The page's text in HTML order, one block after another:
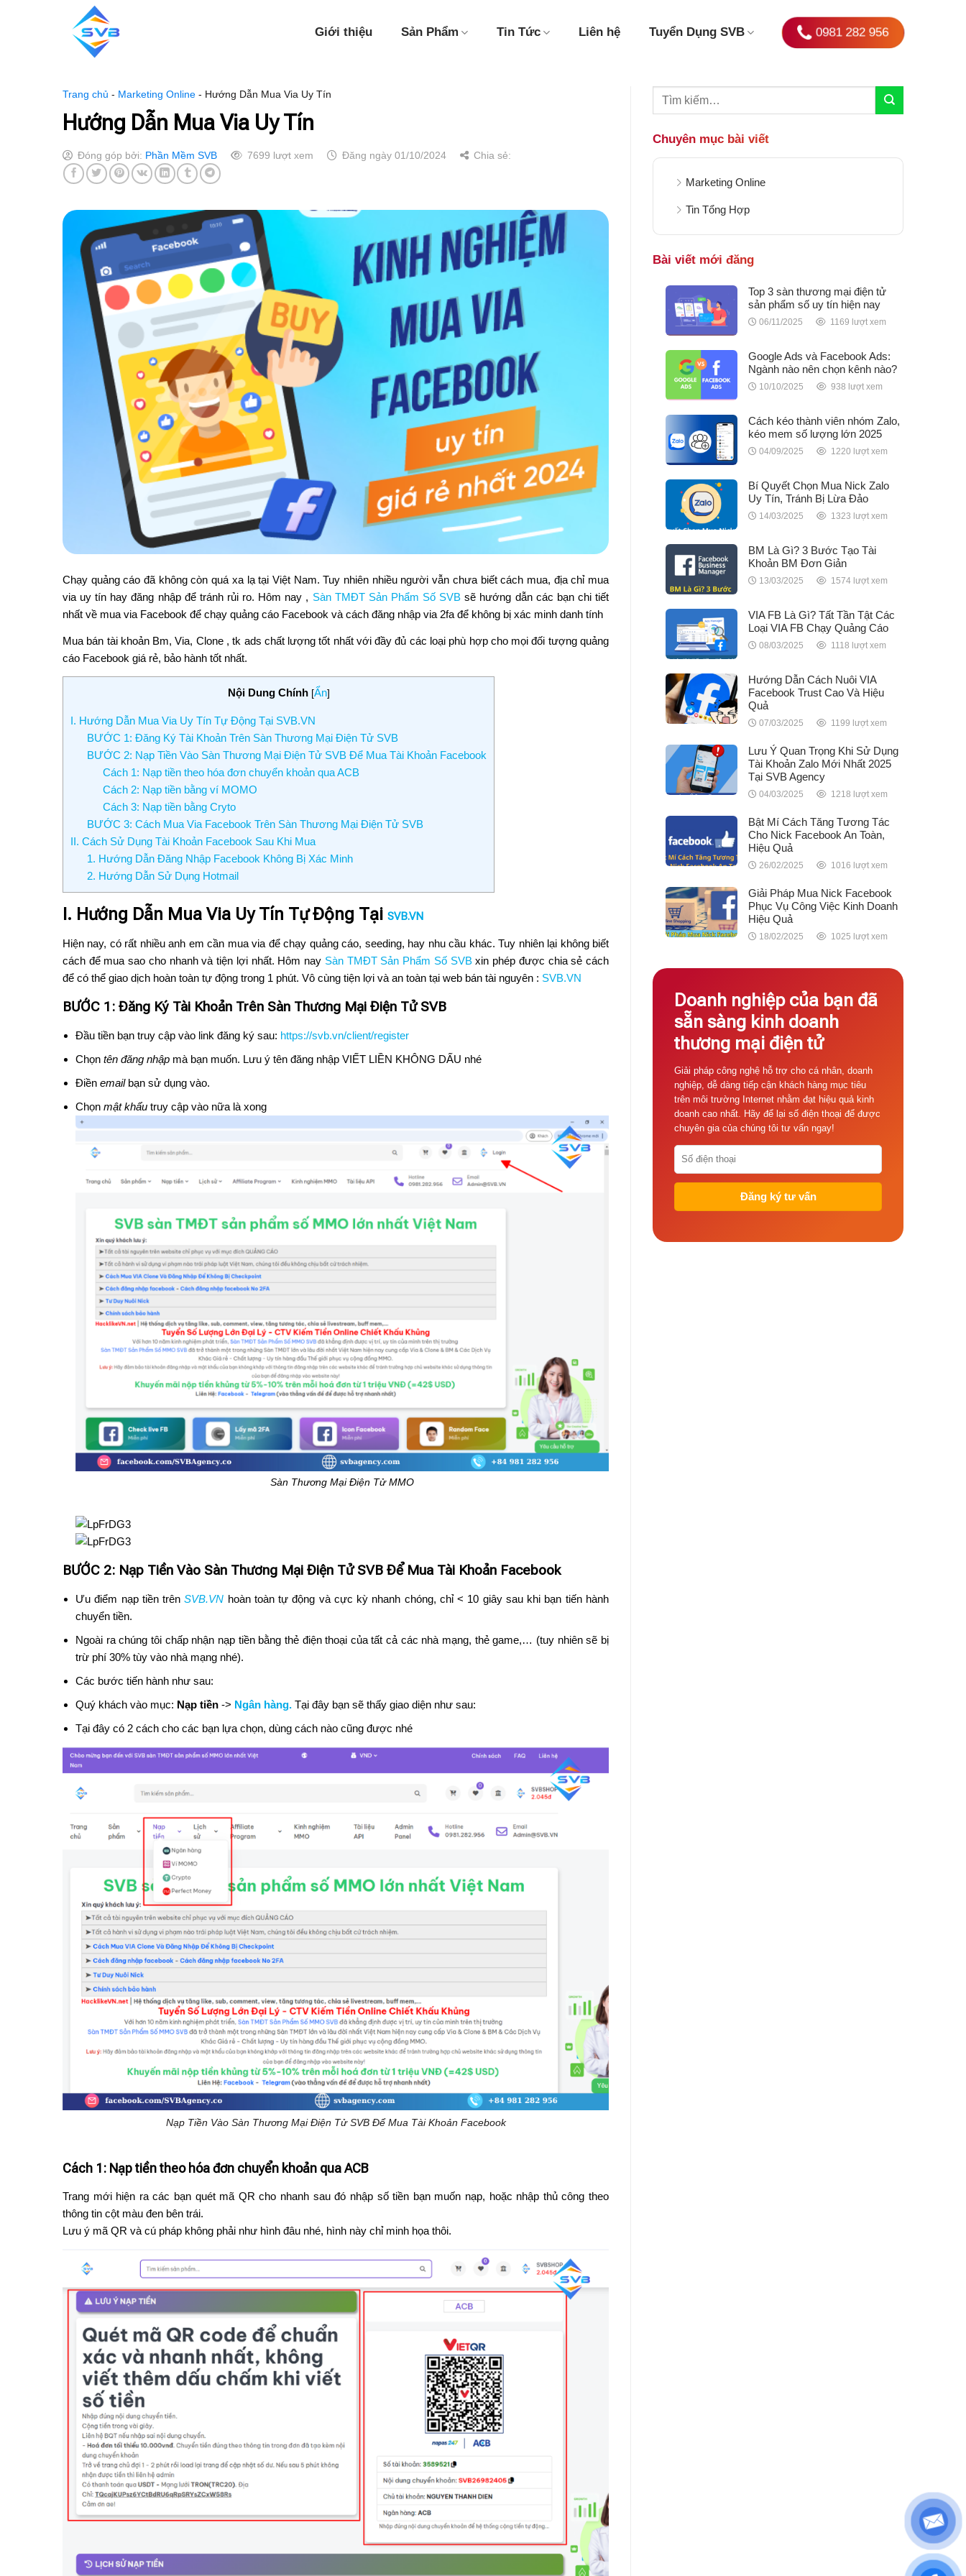
Giới thiệu Sản Phẩm Tin Tức Liên hệ Tuyển Dụng SVB 0981 282 956
Trang chủ - Marketing Online - Hướng Dẫn Mua Via Uy Tín
Hướng Dẫn Mua Via Uy Tín
Đóng góp bởi: Phần Mềm SVB 7699 lượt xem Đăng ngày 01/10/2024 Chia sẻ:
Chạy quảng cáo đã không còn quá xa lạ tại Việt Nam. Tuy nhiên nhiều người vẫn chưa biết cách mua, địa chỉ mua
via uy tín hay đăng nhập để tránh rủi ro. Hôm nay , Sàn TMĐT Sản Phẩm Số SVB sẽ hướng dẫn các bạn chi tiết
nhất về mua via Facebook để chạy quảng cáo Facebook và cách đăng nhập via 2fa để không bị xác minh danh tính
Mua bán tài khoản Bm, Via, Clone , tk ads chất lượng tốt nhất với đầy đủ các loại phù hợp cho mọi đối tượng quảng
cáo Facebook giá rẻ, bảo hành tốt nhất.
Nội Dung Chính [Ẩn]
I. Hướng Dẫn Mua Via Uy Tín Tự Động Tại SVB.VN
BƯỚC 1: Đăng Ký Tài Khoản Trên Sàn Thương Mại Điện Tử SVB
BƯỚC 2: Nạp Tiền Vào Sàn Thương Mại Điện Tử SVB Để Mua Tài Khoản Facebook
Cách 1: Nạp tiền theo hóa đơn chuyển khoản qua ACB
Cách 2: Nạp tiền bằng ví MOMO
Cách 3: Nạp tiền bằng Cryto
BƯỚC 3: Cách Mua Via Facebook Trên Sàn Thương Mại Điện Tử SVB
II. Cách Sử Dụng Tài Khoản Facebook Sau Khi Mua
1. Hướng Dẫn Đăng Nhập Facebook Không Bị Xác Minh
2. Hướng Dẫn Sử Dụng Hotmail
I. Hướng Dẫn Mua Via Uy Tín Tự Động Tại SVB.VN
Hiện nay, có rất nhiều anh em cần mua via để chạy quảng cáo, seeding, hay nhu cầu khác. Tuy nhiên lại không biết
cách để mua sao cho nhanh và tiện lợi nhất. Hôm nay Sàn TMĐT Sản Phẩm Số SVBxin phép được chia sẻ cách
để có thể giao dịch hoàn toàn tự động trong 1 phút. Vô cùng tiện lợi và an toàn tại web bán tài nguyên : SVB.VN
BƯỚC 1: Đăng Ký Tài Khoản Trên Sàn Thương Mại Điện Tử SVB
Đầu tiền bạn truy cập vào link đăng ký sau: https://svb.vn/client/register
Chọn tên đăng nhập mà bạn muốn. Lưu ý tên đăng nhập VIẾT LIỀN KHÔNG DẤU nhé
Điền emailbạn sử dụng vào.
Chọn mật khẩu truy cập vào nữa là xong
Sàn Thương Mại Điện Tử MMO
BƯỚC 2: Nạp Tiền Vào Sàn Thương Mại Điện Tử SVB Để Mua Tài Khoản Facebook
Ưu điểm nạp tiền trênSVB.VN hoàn toàn tự động và cực kỳ nhanh chóng, chỉ < 10 giây sau khi bạn tiến hành
chuyển tiền.
Ngoài ra chúng tôi chấp nhận nạp tiền bằng thẻ điện thoại của tất cả các nhà mạng, thẻ game,… (tuy nhiên sẽ bị
trừ phí 30% tùy vào nhà mạng nhé).
Các bước tiến hành như sau:
Quý khách vào mục: Nạp tiền -> Ngân hàng. Tại đây bạn sẽ thấy giao diện như sau:
Tại đây có 2 cách cho các bạn lựa chọn, dùng cách nào cũng được nhé
Nạp Tiền Vào Sàn Thương Mại Điện Tử SVB Để Mua Tài Khoản Facebook
Cách 1: Nạp tiền theo hóa đơn chuyển khoản qua ACB
Trang mới hiện ra các bạn quét mã QR cho nhanh sau đó nhập số tiền bạn muốn nạp, hoặc nhập thủ công theo
thông tin cột màu đen bên trái.
Lưu ý mã QR và cú pháp không phải như hình đâu nhé, hình này chỉ minh họa thôi.
Chuyên mục bài viết
Marketing Online
Tin Tổng Hợp
Bài viết mới đăng
Top 3 sàn thương mại điện tử
sản phẩm số uy tín hiện nay
06/11/2025 1169 lượt xem
Google Ads và Facebook Ads:
Ngành nào nên chọn kênh nào?
10/10/2025 938 lượt xem
Cách kéo thành viên nhóm Zalo,
kéo mem số lượng lớn 2025
04/09/2025 1220 lượt xem
Bí Quyết Chọn Mua Nick Zalo
Uy Tín, Tránh Bị Lừa Đảo
14/03/2025 1323 lượt xem
BM Là Gì? 3 Bước Tạo Tài
Khoản BM Đơn Giản
13/03/2025 1574 lượt xem
VIA FB Là Gì? Tất Tần Tật Các
Loại VIA FB Chạy Quảng Cáo
08/03/2025 1118 lượt xem
Hướng Dẫn Cách Nuôi VIA
Facebook Trust Cao Và Hiệu
Quả
07/03/2025 1199 lượt xem
Lưu Ý Quan Trọng Khi Sử Dụng
Tài Khoản Zalo Mới Nhất 2025
Tại SVB Agency
04/03/2025 1218 lượt xem
Bật Mí Cách Tăng Tương Tác
Cho Nick Facebook An Toàn,
Hiệu Quả
26/02/2025 1016 lượt xem
Giải Pháp Mua Nick Facebook
Phục Vụ Công Việc Kinh Doanh
Hiệu Quả
18/02/2025 1025 lượt xem
Doanh nghiệp của bạn đã
sẵn sàng kinh doanh
thương mại điện tử
Giải pháp công nghệ hỗ trợ cho cá nhân, doanh
nghiệp, dễ dàng tiếp cận khách hàng mục tiêu
trên môi trường Internet nhằm đạt hiệu quả kinh
doanh cao nhất. Hãy để lại số điện thoại để được
chuyên gia của chúng tôi tư vấn ngay!